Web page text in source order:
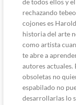
rechazando
cojones es
historia del arte
como artista
te abre a
autores actuales.
obsoletas no
espabilado no
desarrollarlas lo